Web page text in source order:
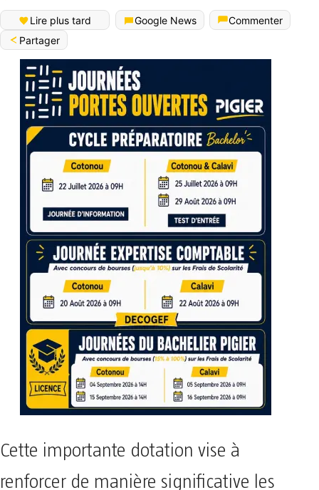
Lire plus tard Google News
Commenter
Partager
Cette importante dotation vise à
renforcer de manière significative les